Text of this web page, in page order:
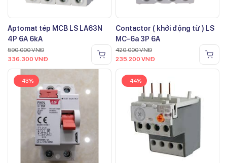
Aptomat tép MCB LS LA63N
4P 6A 6kA
590.000VNĐ
336.300 VNĐ
Contactor ( khởi động từ ) LS
MC-6a 3P 6A
420.000VNĐ
235.200 VNĐ
-43% -44%